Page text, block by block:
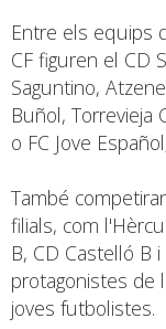
Entre els equips
CF figuren el CD
Saguntino,
Buñol, Torrevieja
o FC Jove
També
filials, com
B, CD Castelló B
protagonistes de
joves futbolistes.